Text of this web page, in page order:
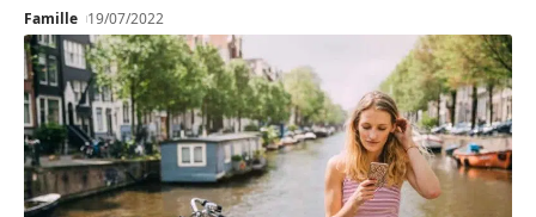
Famille 19/07/2022